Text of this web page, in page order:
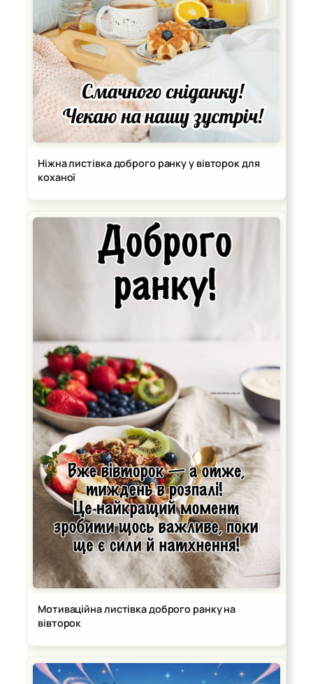
Ніжна листівка доброго ранку у вівторок для
коханої
Мотиваційна листівка доброго ранку на
вівторок